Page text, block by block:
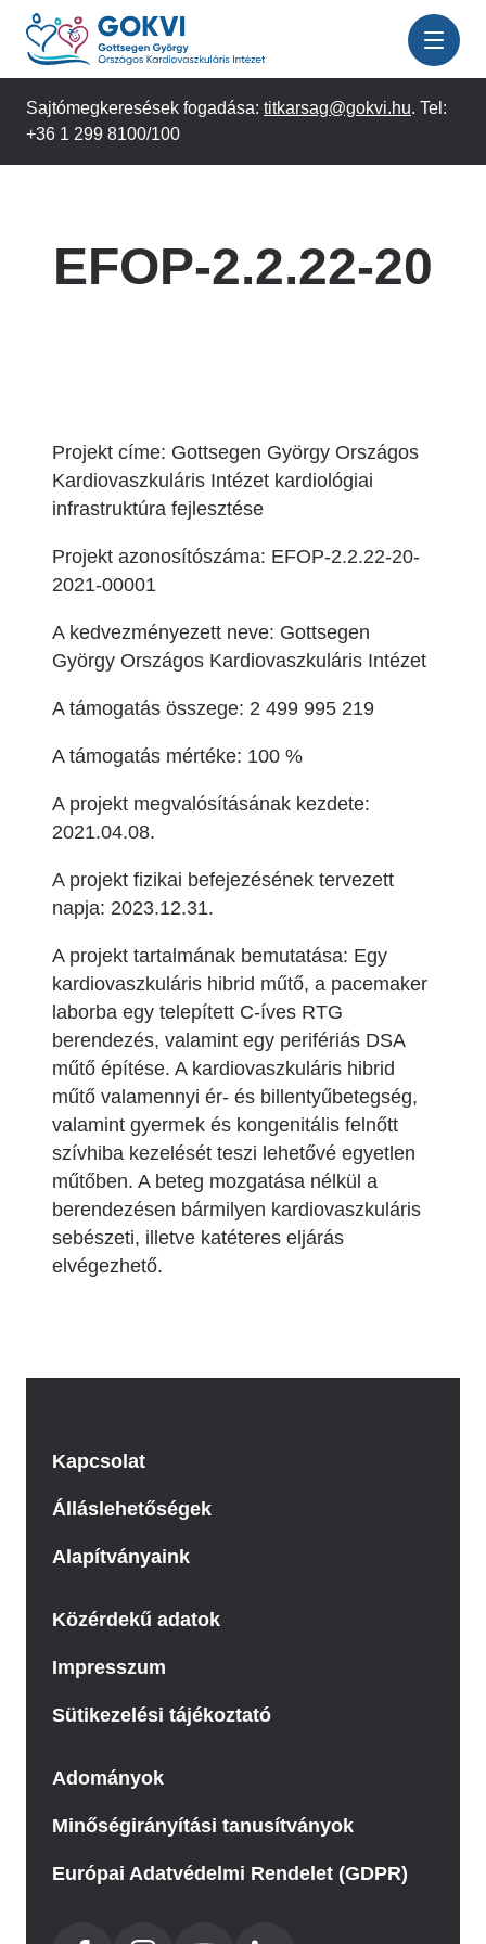
Ugrás
tartalomra
Sajtómegkeresések fogadása: titkarsag@gokvi.hu. Tel:
+36 1 299 8100/100
EFOP-2.2.22-20
Projekt címe: Gottsegen György Országos
Kardiovaszkuláris Intézet kardiológiai
infrastruktúra fejlesztése
Projekt azonosítószáma: EFOP-2.2.22-20-
2021-00001
A kedvezményezett neve: Gottsegen
György Országos Kardiovaszkuláris Intézet
A támogatás összege: 2 499 995 219
A támogatás mértéke: 100 %
A projekt megvalósításának kezdete:
2021.04.08.
A projekt fizikai befejezésének tervezett
napja: 2023.12.31.
A projekt tartalmának bemutatása: Egy
kardiovaszkuláris hibrid műtő, a pacemaker
laborba egy telepített C-íves RTG
berendezés, valamint egy perifériás DSA
műtő építése. A kardiovaszkuláris hibrid
műtő valamennyi ér- és billentyűbetegség,
valamint gyermek és kongenitális felnőtt
szívhiba kezelését teszi lehetővé egyetlen
műtőben. A beteg mozgatása nélkül a
berendezésen bármilyen kardiovaszkuláris
sebészeti, illetve katéteres eljárás
elvégezhető.
Kapcsolat
Álláslehetőségek
Alapítványaink
Közérdekű adatok
Impresszum
Sütikezelési tájékoztató
Adományok
Minőségirányítási tanusítványok
Európai Adatvédelmi Rendelet (GDPR)